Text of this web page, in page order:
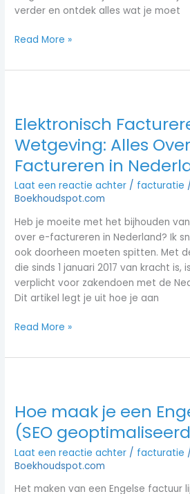
verder en ontdek alles wat je moet
Read More »
Elektronisch
Wetgeving: Alles
Factureren in
Laat een reactie achter / facturatie
Boekhoudspot.com
Heb je moeite met het bijhouden
over e-factureren in Nederland? Ik
ook doorheen moeten spitten. Met
die sinds 1 januari 2017 van kracht
verplicht voor zakendoen met de
Dit artikel legt je uit hoe je aan
Wetgeving:
Alles
Over
e-
Factureren
in
Read More »
Hoe maak je een
(SEO
Laat een reactie achter / facturatie
Boekhoudspot.com
Het maken van een Engelse factuur
je
een
Engelse
factuur?
(SEO
geoptimaliseerd)